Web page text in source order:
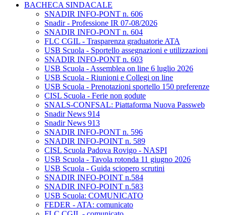
BACHECA SINDACALE
SNADIR INFO-PONT n. 606
Snadir - Professione IR 07-08/2026
SNADIR INFO-PONT n. 604
FLC CGIL - Trasparenza graduatorie ATA
USB Scuola - Sportello assegnazioni e utilizzazioni
SNADIR INFO-PONT n. 603
USB Scuola - Assemblea on line 6 luglio 2026
USB Scuola - Riunioni e Collegi on line
USB Scuola - Prenotazioni sportello 150 preferenze
CISL Scuola - Ferie non godute
SNALS-CONFSAL: Piattaforma Nuova Passweb
Snadir News 914
Snadir News 913
SNADIR INFO-PONT n. 596
SNADIR INFO-POINT n. 589
CISL Scuola Padova Rovigo - NASPI
USB Scuola - Tavola rotonda 11 giugno 2026
USB Scuola - Guida sciopero scrutini
SNADIR INFO-POINT n.584
SNADIR INFO-POINT n.583
USB Scuola: COMUNICATO
FEDER - ATA: comunicato